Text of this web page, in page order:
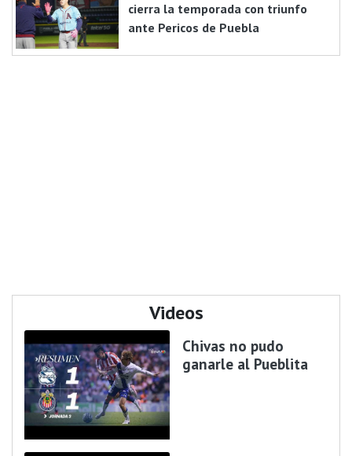
cierra la temporada con triunfo
ante Pericos de Puebla
Videos
Chivas no pudo
ganarle al Pueblita